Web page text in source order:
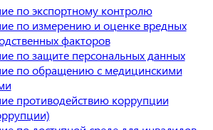
по экспортному контролю
по измерению и оценке вредных
факторов
по защите персональных данных
по обращению с медицинскими
противодействию коррупции